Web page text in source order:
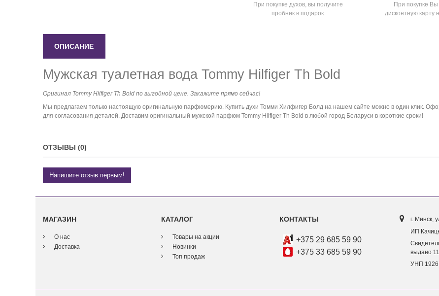
При покупке духов, вы получите
пробник в подарок.
При покупке Вы
дисконтную карту
ОПИСАНИЕ
Мужская туалетная вода Tommy Hilfiger Th Bold
Оригинал Tommy Hilfiger Th Bold по выгодной цене. Закажите прямо сейчас!
Мы предлагаем только настоящую оригинальную парфюмерию. Купить духи Томми Хилфигер Болд на нашем сайте можно в один клик.
для согласования деталей. Доставим оригинальный мужской парфюм Tommy Hilfiger Th Bold в любой город Беларуси в короткие сроки!
ОТЗЫВЫ (0)
Напишите отзыв первым!
МАГАЗИН
О нас
Доставка
КАТАЛОГ
Товары на акции
Новинки
Топ продаж
КОНТАКТЫ
+375 29 685 59 90
+375 33 685 59 90
г. Минск,
ИП
выдано
УНП